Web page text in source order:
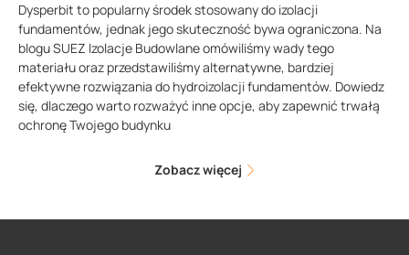
Dysperbit to popularny środek stosowany do izolacji
fundamentów, jednak jego skuteczność bywa ograniczona. Na
blogu SUEZ Izolacje Budowlane omówiliśmy wady tego
materiału oraz przedstawiliśmy alternatywne, bardziej
efektywne rozwiązania do hydroizolacji fundamentów. Dowiedz
się, dlaczego warto rozważyć inne opcje, aby zapewnić trwałą
ochronę Twojego budynku
Zobacz więcej